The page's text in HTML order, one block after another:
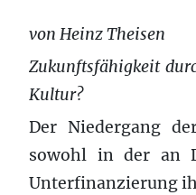
von Heinz Theisen
Zukunftsfähigkeit
Kultur?
Der Niedergang
sowohl in der an
Unterfinanzierung